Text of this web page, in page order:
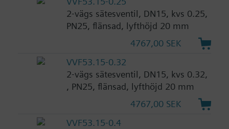
2-vägs sätesventil, DN15, kvs 0.25,
PN25, flänsad, lyfthöjd 20 mm
4767,00 SEK
VVF53.15-0.32
2-vägs sätesventil, DN15, kvs 0.32,
, PN25, flänsad, lyfthöjd 20 mm
4767,00 SEK
VVF53.15-0.4